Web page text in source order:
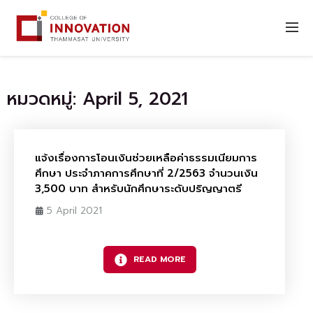
หมวดหมู่: April 5, 2021
แจ้งเรื่องการโอนเงินช่วยเหลือค่าธรรมเนียมการ
ศึกษา ประจำภาคการศึกษาที่ 2/2563 จำนวนเงิน
3,500 บาท สำหรับนักศึกษาระดับปริญญาตรี
5 April 2021
READ MORE